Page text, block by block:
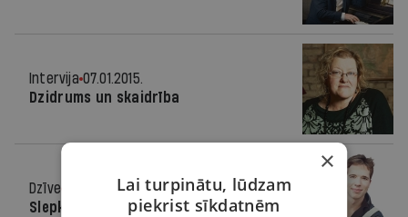
Intervija 07.01.2015.
Dzidrums un skaidrība
Dzīve
16.01.2013.
Slepkavība bez iemesla?
×
Lai turpinātu, lūdzam
piekrist sīkdatnēm